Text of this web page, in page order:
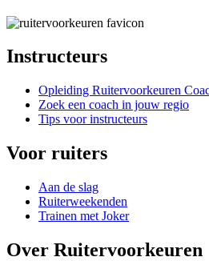
Instructeurs
Opleiding Ruitervoorkeuren
Zoek een coach in jouw regio
Tips voor instructeurs
Voor ruiters
Aan de slag
Ruiterweekenden
Trainen met Joker
Over Ruitervoorkeuren